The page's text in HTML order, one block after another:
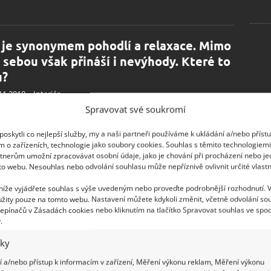
Spravovat své soukromí
co nejlepší služby, my a naši partneři používáme k ukládání a/nebo
o zařízeních, technologie jako soubory cookies. Souhlas s těmito
umožní zpracovávat osobní údaje, jako je chování při procházení nebo
webu. Nesouhlas nebo odvolání souhlasu může nepříznivě ovlivnit určité
vyjádřete souhlas s výše uvedeným nebo proveďte podrobnější rozhodnutí.
pouze na tomto webu. Nastavení můžete kdykoli změnit, včetně odvolání
v Zásadách cookies nebo kliknutím na tlačítko Spravovat souhlas ve
a/nebo přístup k informacím v zařízení, Měření výkonu reklam, Měření výkonu
synonymem pohodlí a relaxace. Mimo
však přináší i nevýhody. Které to
Interiér
tančící plamínky, cítit vůni dřeva, poslouchat pukání
kterou si člověk může dopřát v pohodlí svého
Už to je pro mnohé důvod, proč si
do postele. Konec výmluv, že nemáte
cvičení!
tom, že jóga se dá cvičit i v posteli a dokonce se to vřele
Ať už ráno na protažení těla a nastartování se